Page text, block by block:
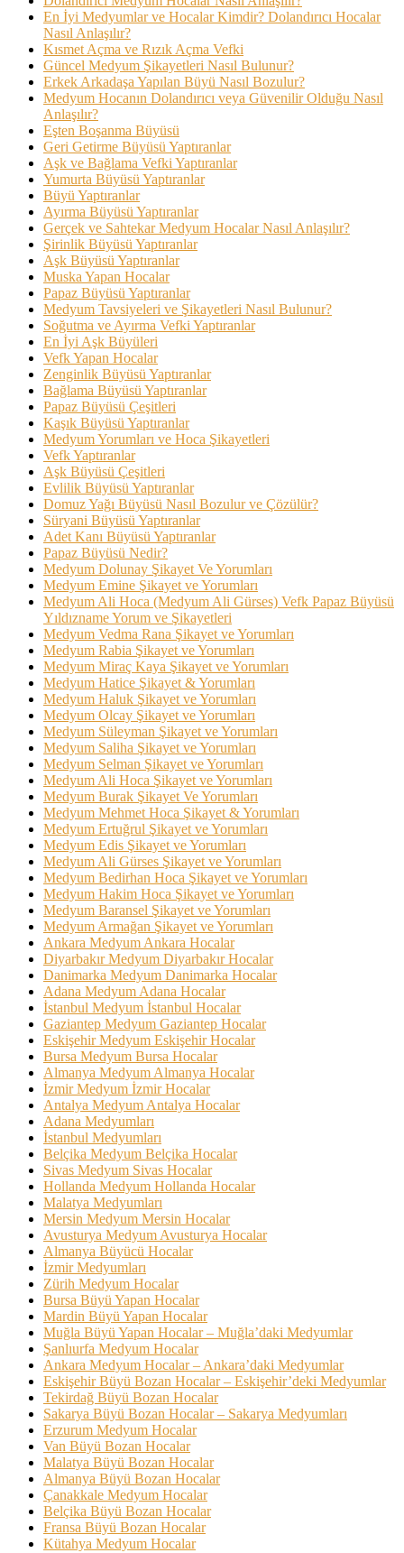
En İyi Medyumlar ve Hocalar Kimdir? Dolandırıcı Hocalar
Nasıl Anlaşılır?
Kısmet Açma ve Rızık Açma Vefki
Güncel Medyum Şikayetleri Nasıl Bulunur?
Erkek Arkadaşa Yapılan Büyü Nasıl Bozulur?
Medyum Hocanın Dolandırıcı veya Güvenilir Olduğu Nasıl
Anlaşılır?
Eşten Boşanma Büyüsü
Geri Getirme Büyüsü Yaptıranlar
Aşk ve Bağlama Vefki Yaptıranlar
Yumurta Büyüsü Yaptıranlar
Büyü Yaptıranlar
Ayırma Büyüsü Yaptıranlar
Gerçek ve Sahtekar Medyum Hocalar Nasıl Anlaşılır?
Şirinlik Büyüsü Yaptıranlar
Aşk Büyüsü Yaptıranlar
Muska Yapan Hocalar
Papaz Büyüsü Yaptıranlar
Medyum Tavsiyeleri ve Şikayetleri Nasıl Bulunur?
Soğutma ve Ayırma Vefki Yaptıranlar
En İyi Aşk Büyüleri
Vefk Yapan Hocalar
Zenginlik Büyüsü Yaptıranlar
Bağlama Büyüsü Yaptıranlar
Papaz Büyüsü Çeşitleri
Kaşık Büyüsü Yaptıranlar
Medyum Yorumları ve Hoca Şikayetleri
Vefk Yaptıranlar
Aşk Büyüsü Çeşitleri
Evlilik Büyüsü Yaptıranlar
Domuz Yağı Büyüsü Nasıl Bozulur ve Çözülür?
Süryani Büyüsü Yaptıranlar
Adet Kanı Büyüsü Yaptıranlar
Papaz Büyüsü Nedir?
Medyum Dolunay Şikayet Ve Yorumları
Medyum Emine Şikayet ve Yorumları
Medyum Ali Hoca (Medyum Ali Gürses) Vefk Papaz Büyüsü
Yıldızname Yorum ve Şikayetleri
Medyum Vedma Rana Şikayet ve Yorumları
Medyum Rabia Şikayet ve Yorumları
Medyum Miraç Kaya Şikayet ve Yorumları
Medyum Hatice Şikayet & Yorumları
Medyum Haluk Şikayet ve Yorumları
Medyum Olcay Şikayet ve Yorumları
Medyum Süleyman Şikayet ve Yorumları
Medyum Saliha Şikayet ve Yorumları
Medyum Selman Şikayet ve Yorumları
Medyum Ali Hoca Şikayet ve Yorumları
Medyum Burak Şikayet Ve Yorumları
Medyum Mehmet Hoca Şikayet & Yorumları
Medyum Ertuğrul Şikayet ve Yorumları
Medyum Edis Şikayet ve Yorumları
Medyum Ali Gürses Şikayet ve Yorumları
Medyum Bedirhan Hoca Şikayet ve Yorumları
Medyum Hakim Hoca Şikayet ve Yorumları
Medyum Baransel Şikayet ve Yorumları
Medyum Armağan Şikayet ve Yorumları
Ankara Medyum Ankara Hocalar
Diyarbakır Medyum Diyarbakır Hocalar
Danimarka Medyum Danimarka Hocalar
Adana Medyum Adana Hocalar
İstanbul Medyum İstanbul Hocalar
Gaziantep Medyum Gaziantep Hocalar
Eskişehir Medyum Eskişehir Hocalar
Bursa Medyum Bursa Hocalar
Almanya Medyum Almanya Hocalar
İzmir Medyum İzmir Hocalar
Antalya Medyum Antalya Hocalar
Adana Medyumları
İstanbul Medyumları
Belçika Medyum Belçika Hocalar
Sivas Medyum Sivas Hocalar
Hollanda Medyum Hollanda Hocalar
Malatya Medyumları
Mersin Medyum Mersin Hocalar
Avusturya Medyum Avusturya Hocalar
Almanya Büyücü Hocalar
İzmir Medyumları
Zürih Medyum Hocalar
Bursa Büyü Yapan Hocalar
Mardin Büyü Yapan Hocalar
Muğla Büyü Yapan Hocalar – Muğla’daki Medyumlar
Şanlıurfa Medyum Hocalar
Ankara Medyum Hocalar – Ankara’daki Medyumlar
Eskişehir Büyü Bozan Hocalar – Eskişehir’deki Medyumlar
Tekirdağ Büyü Bozan Hocalar
Sakarya Büyü Bozan Hocalar – Sakarya Medyumları
Erzurum Medyum Hocalar
Van Büyü Bozan Hocalar
Malatya Büyü Bozan Hocalar
Almanya Büyü Bozan Hocalar
Çanakkale Medyum Hocalar
Belçika Büyü Bozan Hocalar
Fransa Büyü Bozan Hocalar
Kütahya Medyum Hocalar